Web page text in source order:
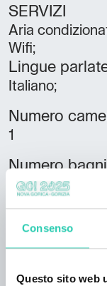
Consenso
Questo sito web
SERVIZI
Aria
Wifi;
Lingue
Italiano;
Numero
1
Numero bagni